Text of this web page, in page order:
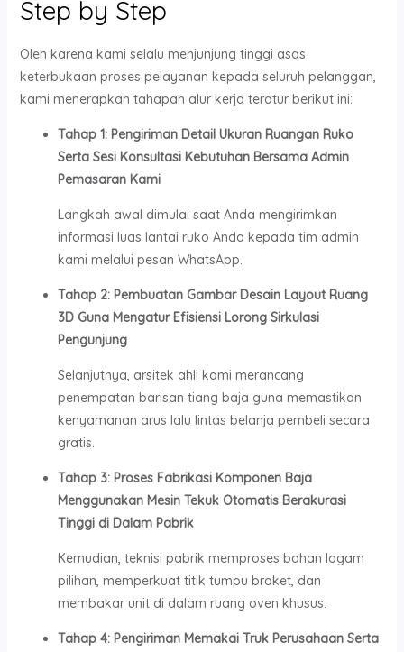
Step by Step
Oleh karena kami selalu menjunjung tinggi asas
keterbukaan proses pelayanan kepada seluruh pelanggan,
kami menerapkan tahapan alur kerja teratur berikut ini:
Tahap 1: Pengiriman Detail Ukuran Ruangan Ruko
Serta Sesi Konsultasi Kebutuhan Bersama Admin
Pemasaran Kami
Langkah awal dimulai saat Anda mengirimkan
informasi luas lantai ruko Anda kepada tim admin
kami melalui pesan WhatsApp.
Tahap 2: Pembuatan Gambar Desain Layout Ruang
3D Guna Mengatur Efisiensi Lorong Sirkulasi
Pengunjung
Selanjutnya, arsitek ahli kami merancang
penempatan barisan tiang baja guna memastikan
kenyamanan arus lalu lintas belanja pembeli secara
gratis.
Tahap 3: Proses Fabrikasi Komponen Baja
Menggunakan Mesin Tekuk Otomatis Berakurasi
Tinggi di Dalam Pabrik
Kemudian, teknisi pabrik memproses bahan logam
pilihan, memperkuat titik tumpu braket, dan
membakar unit di dalam ruang oven khusus.
Tahap 4: Pengiriman Memakai Truk Perusahaan Serta